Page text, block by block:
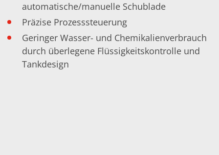
Studium
Praktikum
News Ausbildung & Studium
RENA als Arbeitgeber
Bewerben bei RENA
Stellenangebote
Kontakt
automatische/manuelle Schublade
Präzise Prozesssteuerung
Geringer Wasser- und Chemikalienverbrauch
durch überlegene Flüssigkeitskontrolle und
Tankdesign